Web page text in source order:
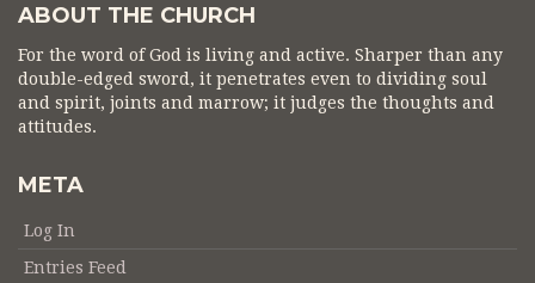
ABOUT THE CHURCH
For the word of God is living and active. Sharper than any
double-edged sword, it penetrates even to dividing soul
and spirit, joints and marrow; it judges the thoughts and
attitudes.
META
Log In
Entries Feed